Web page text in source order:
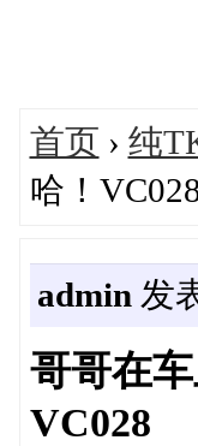
首页 › 纯
哈！
admin 发
哥哥在
VC028